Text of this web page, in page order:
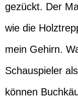
gezückt. Der
wie die
mein Gehirn.
Schauspieler
können